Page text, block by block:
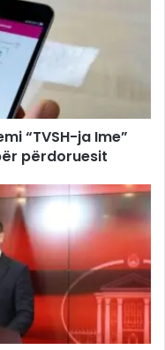
“TVSH-ja Ime”
përdoruesit